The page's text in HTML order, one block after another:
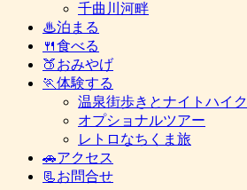
千曲川河畔
♨泊まる
🍴食べる
🍑おみやげ
🏃体験する
温泉街歩きとナイトハイク
オプショナルツアー
レトロなちくま旅
🚗アクセス
📃お問合せ